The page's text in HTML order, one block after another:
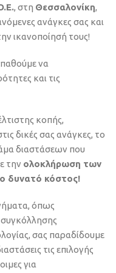
, στη Θεσσαλονίκη,
ανάγκες σας και
ικανοποίησή τους!
να
και τις
κοπής,
δικές σας ανάγκες, το
διαστάσεων που
την ολοκλήρωση των
δυνατό κόστος!
όπως
συγκόλλησης
σας παραδίδουμε
τις επιλογής
για